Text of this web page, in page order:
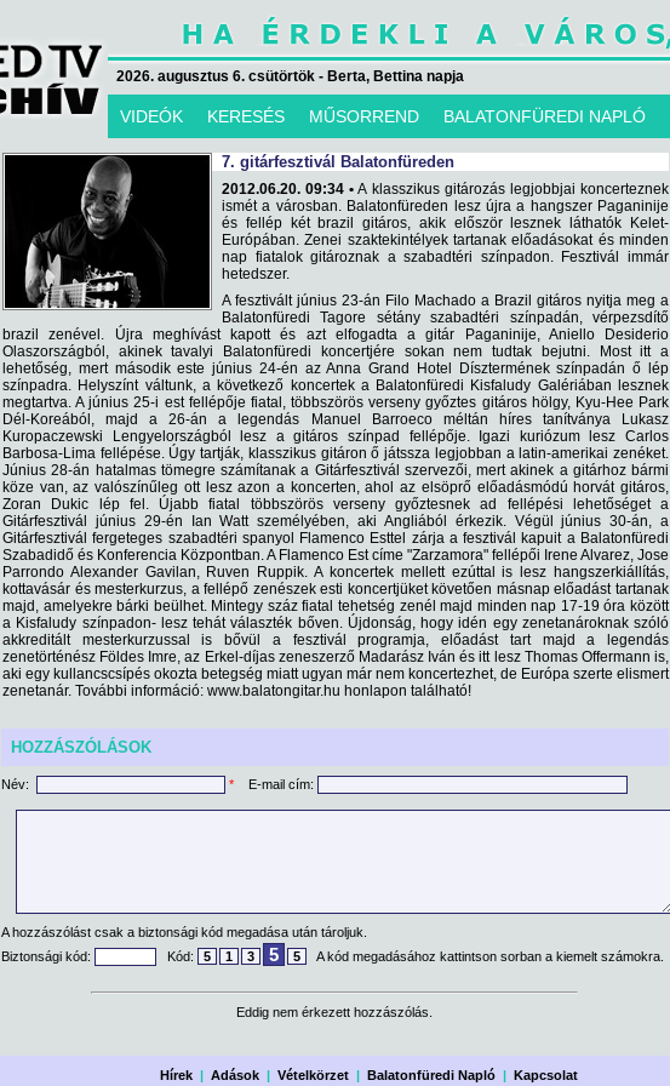
2026. augusztus 6. csütörtök - Berta, Bettina napja
VIDEÓK KERESÉS MŰSORREND BALATONFÜREDI NAPLÓ
7. gitárfesztivál Balatonfüreden
2012.06.20. 09:34 • A klasszikus gitározás legjobbjai koncerteznek
ismét a városban. Balatonfüreden lesz újra a hangszer Paganinije
és fellép két brazil gitáros, akik először lesznek láthatók Kelet-
Európában. Zenei szaktekintélyek tartanak előadásokat és minden
nap fiatalok gitároznak a szabadtéri színpadon. Fesztivál immár
hetedszer.
A fesztivált június 23-án Filo Machado a Brazil gitáros nyitja meg a
Balatonfüredi Tagore sétány szabadtéri színpadán, vérpezsdítő
brazil zenével. Újra meghívást kapott és azt elfogadta a gitár Paganinije, Aniello Desiderio
Olaszországból, akinek tavalyi Balatonfüredi koncertjére sokan nem tudtak bejutni. Most itt a
lehetőség, mert második este június 24-én az Anna Grand Hotel Dísztermének színpadán ő lép
színpadra. Helyszínt váltunk, a következő koncertek a Balatonfüredi Kisfaludy Galériában lesznek
megtartva. A június 25-i est fellépője fiatal, többszörös verseny győztes gitáros hölgy, Kyu-Hee Park
Dél-Koreából, majd a 26-án a legendás Manuel Barroeco méltán híres tanítványa Lukasz
Kuropaczewski Lengyelországból lesz a gitáros színpad fellépője. Igazi kuriózum lesz Carlos
Barbosa-Lima fellépése. Úgy tartják, klasszikus gitáron ő játssza legjobban a latin-amerikai zenéket.
Június 28-án hatalmas tömegre számítanak a Gitárfesztivál szervezői, mert akinek a gitárhoz bármi
köze van, az valószínűleg ott lesz azon a koncerten, ahol az elsöprő előadásmódú horvát gitáros,
Zoran Dukic lép fel. Újabb fiatal többszörös verseny győztesnek ad fellépési lehetőséget a
Gitárfesztivál június 29-én Ian Watt személyében, aki Angliából érkezik. Végül június 30-án, a
Gitárfesztivál fergeteges szabadtéri spanyol Flamenco Esttel zárja a fesztivál kapuit a Balatonfüredi
Szabadidő és Konferencia Központban. A Flamenco Est címe "Zarzamora" fellépői Irene Alvarez, Jose
Parrondo Alexander Gavilan, Ruven Ruppik. A koncertek mellett ezúttal is lesz hangszerkiállítás,
kottavásár és mesterkurzus, a fellépő zenészek esti koncertjüket követően másnap előadást tartanak
majd, amelyekre bárki beülhet. Mintegy száz fiatal tehetség zenél majd minden nap 17-19 óra között
a Kisfaludy színpadon- lesz tehát választék bőven. Újdonság, hogy idén egy zenetanároknak szóló
akkreditált mesterkurzussal is bővül a fesztivál programja, előadást tart majd a legendás
zenetörténész Földes Imre, az Erkel-díjas zeneszerző Madarász Iván és itt lesz Thomas Offermann is,
aki egy kullancscsípés okozta betegség miatt ugyan már nem koncertezhet, de Európa szerte elismert
zenetanár. További információ: www.balatongitar.hu honlapon található!
HOZZÁSZÓLÁSOK
Név: * E-mail cím:
A hozzászólást csak a biztonsági kód megadása után tároljuk.
Biztonsági kód:
Kód: 5 1 3 5 5 A kód megadásához kattintson sorban a kiemelt számokra.
Eddig nem érkezett hozzászólás.
Hírek| Adások| Vételkörzet| Balatonfüredi Napló| Kapcsolat